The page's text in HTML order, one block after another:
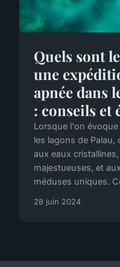
Quels sont
une
apnée dans
: conseils et
Lorsque l'on
les lagons de Palau,
aux eaux
majestueuses, et
méduses uniques.
28 juin 2024